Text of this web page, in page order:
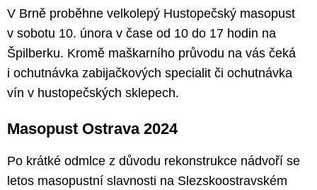
V Brně proběhne velkolepý Hustopečský masopust
v sobotu 10. února v čase od 10 do 17 hodin na
Špilberku. Kromě maškarního průvodu na vás čeká
i ochutnávka zabijačkových specialit či ochutnávka
vín v hustopečských sklepech.
Masopust Ostrava 2024
Po krátké odmlce z důvodu rekonstrukce nádvoří se
letos masopustní slavnosti na Slezskoostravském